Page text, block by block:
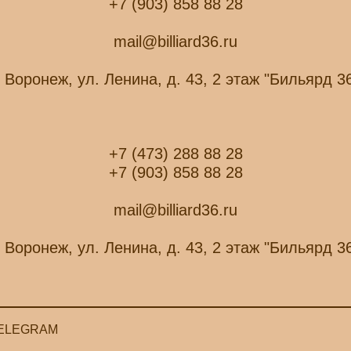
+7 (903) 858 88 28
mail@billiard36.ru
Воронеж, ул. Ленина, д. 43, 2 этаж "Бильярд
+7 (473) 288 88 28
+7 (903) 858 88 28
mail@billiard36.ru
Воронеж, ул. Ленина, д. 43, 2 этаж "Бильярд